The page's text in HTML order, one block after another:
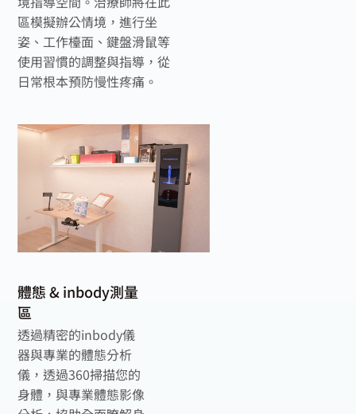
區模擬辦公情境，進行坐
姿、工作檯面、鍵盤滑鼠等
使用習慣的調整與指導，從
日常根本預防慢性疼痛。
體態 & inbody測量
區
透過精密的inbody儀
器與專業的體態分析
儀，透過360掃描您的
身體，與專業體態影像